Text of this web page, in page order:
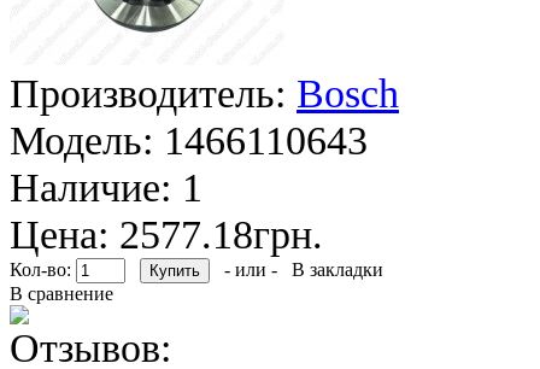
Производитель: Bosch
Модель: 1466110643
Наличие: 1
Цена: 2577.18грн.
Кол-во: - или -
В закладки
В сравнение